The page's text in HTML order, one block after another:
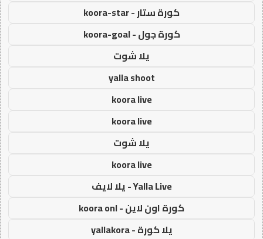
كورة ستار - koora-star
كورة جول - koora-goal
يلا شوت
yalla shoot
koora live
koora live
يلا شوت
koora live
Yalla Live - يلا لايف
كورة اون لاين - koora onl
يلا كورة - yallakora